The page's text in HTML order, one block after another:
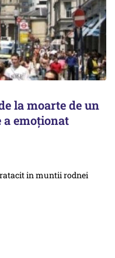
la moarte de un
a emoționat